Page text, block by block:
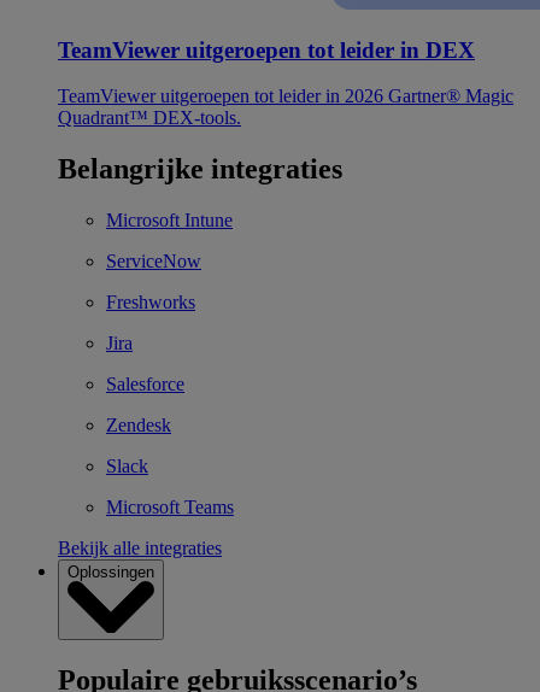
TeamViewer uitgeroepen tot leider in DEX
TeamViewer uitgeroepen tot leider in 2026 Gartner® Magic
Quadrant™ DEX-tools.
Belangrijke integraties
Microsoft Intune
ServiceNow
Freshworks
Jira
Salesforce
Zendesk
Slack
Microsoft Teams
Bekijk alle integraties
Oplossingen
Populaire gebruiksscenario’s